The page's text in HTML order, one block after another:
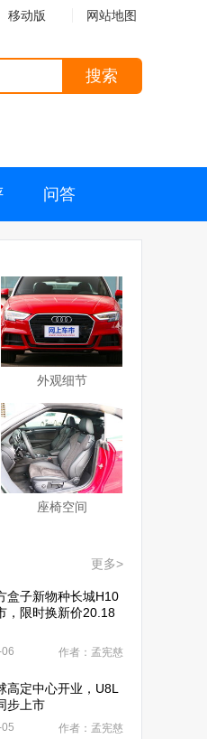
移动版 网站地图
搜索
问答
外观细节
座椅空间
更多>
盒子新物种长城H10
，限时换新价20.18
作者：孟宪慈
高定中心开业，U8L
步上市
作者：孟宪慈